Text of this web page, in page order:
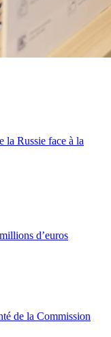
la Russie face à la
d’euros
de la Commission